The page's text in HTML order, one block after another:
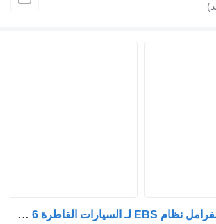
صمام التحكم في الفرامل نظام EBS لـ السيارات القاطرة DAF XF106 EURO 6